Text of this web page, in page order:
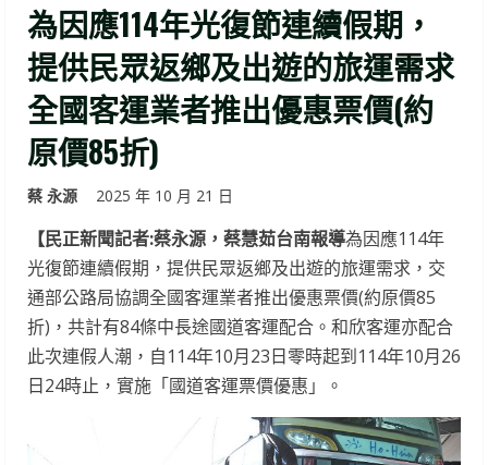
為因應114年光復節連續假期，
提供民眾返鄉及出遊的旅運需求
全國客運業者推出優惠票價(約
原價85折)
蔡 永源 2025 年 10 月 21 日
【民正新聞記者:蔡永源，蔡慧茹台南報導為因應114年
光復節連續假期，提供民眾返鄉及出遊的旅運需求，交
通部公路局協調全國客運業者推出優惠票價(約原價85
折)，共計有84條中長途國道客運配合。和欣客運亦配合
此次連假人潮，自114年10月23日零時起到114年10月26
日24時止，實施「國道客運票價優惠」。